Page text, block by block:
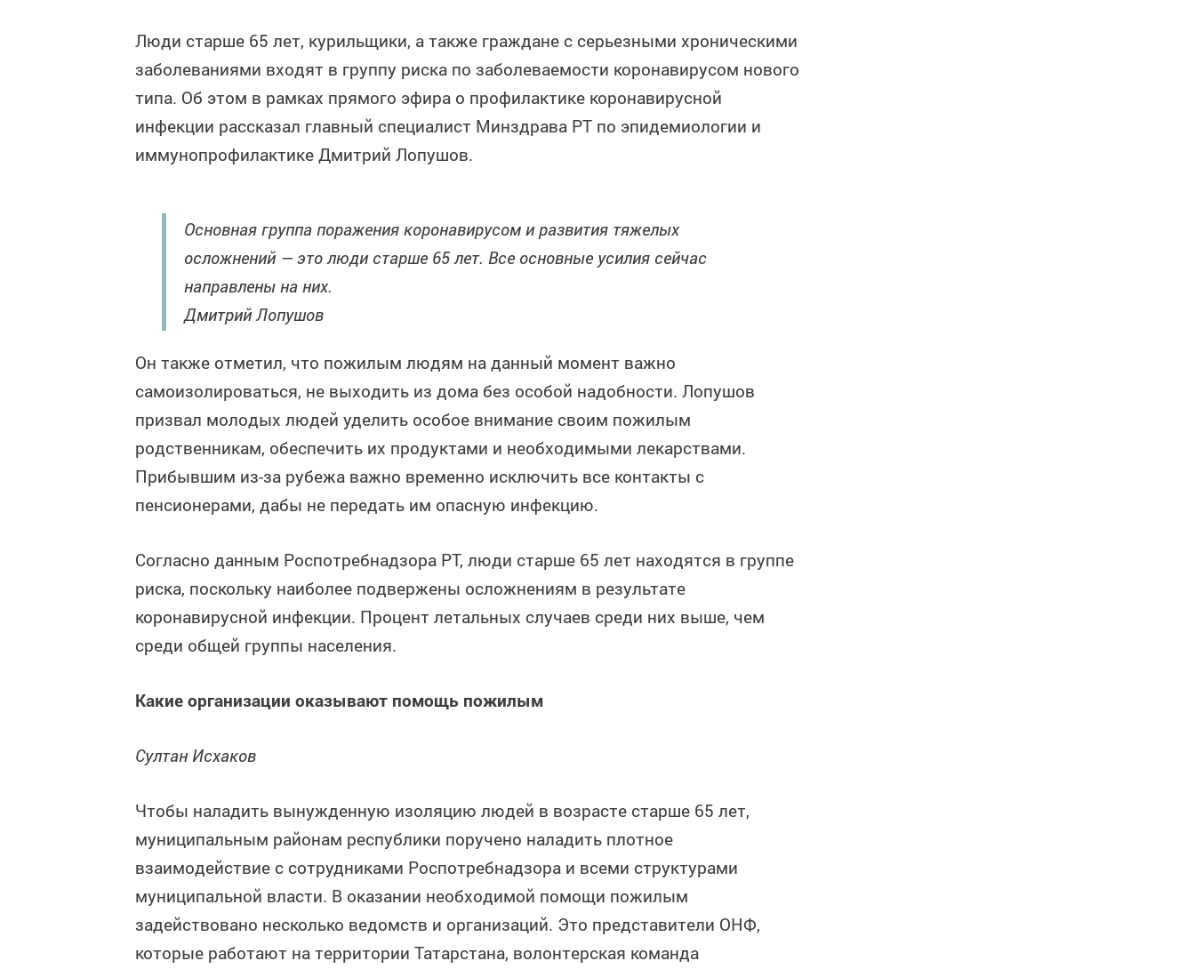
Люди старше 65 лет, курильщики, а также граждане с серьезными хроническими
заболеваниями входят в группу риска по заболеваемости коронавирусом нового
типа. Об этом в рамках прямого эфира о профилактике коронавирусной
инфекции рассказал главный специалист Минздрава РТ по эпидемиологии и
иммунопрофилактике Дмитрий Лопушов.
Основная группа поражения коронавирусом и развития тяжелых
осложнений — это люди старше 65 лет. Все основные усилия сейчас
направлены на них.
Дмитрий Лопушов
Он также отметил, что пожилым людям на данный момент важно
самоизолироваться, не выходить из дома без особой надобности. Лопушов
призвал молодых людей уделить особое внимание своим пожилым
родственникам, обеспечить их продуктами и необходимыми лекарствами.
Прибывшим из-за рубежа важно временно исключить все контакты с
пенсионерами, дабы не передать им опасную инфекцию.
Согласно данным Роспотребнадзора РТ, люди старше 65 лет находятся в группе
риска, поскольку наиболее подвержены осложнениям в результате
коронавирусной инфекции. Процент летальных случаев среди них выше, чем
среди общей группы населения.
Какие организации оказывают помощь пожилым
Султан Исхаков
Чтобы наладить вынужденную изоляцию людей в возрасте старше 65 лет,
муниципальным районам республики поручено наладить плотное
взаимодействие с сотрудниками Роспотребнадзора и всеми структурами
муниципальной власти. В оказании необходимой помощи пожилым
задействовано несколько ведомств и организаций. Это представители ОНФ,
которые работают на территории Татарстана, волонтерская команда